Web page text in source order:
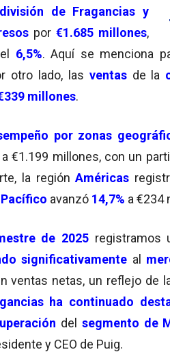
división deFragancias y
por €1.685 millones,
6,5%. Aquí se menciona
otro lado, las ventas de la
millones.
por zonas
a €1.199 millones, con un
la regiónAméricas
avanzó 14,7% a €234
de 2025registramos
significativamente al
ventas netas, un reflejo de
ha continuado
del segmento de
y CEO de Puig.